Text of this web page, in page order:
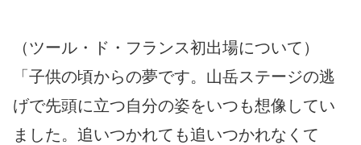
（ツール・ド・フランス初出場について）
「子供の頃からの夢です。山岳ステージの逃
げで先頭に立つ自分の姿をいつも想像してい
ました。追いつかれても追いつかれなくて